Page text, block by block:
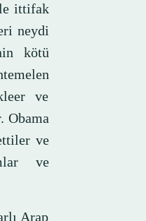
ittifak
neydi
kötü
ve
Obama
ve
ve
Arap